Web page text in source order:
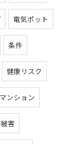
電気ポット
条件
健康リスク
ンション
害